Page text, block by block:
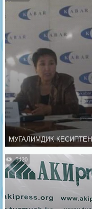
МУГАЛИМДИК
5420